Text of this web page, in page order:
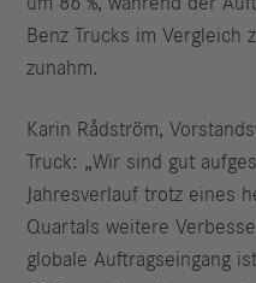
Benz Trucks im Vergleich
zunahm.
Karin Rådström,
Truck: „Wir sind gut
Jahresverlauf trotz eines
Quartals weitere
globale Auftragseingang